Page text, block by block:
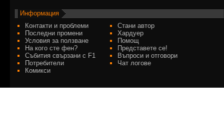
Информация
Контакти и проблеми
Стани автор
Последни промени
Хардуер
Условия за ползване
Помощ
На кого сте фен?
Представете се!
Събития свързани с F1
Въпроси и отговори
Потребители
Чат логове
Комикси